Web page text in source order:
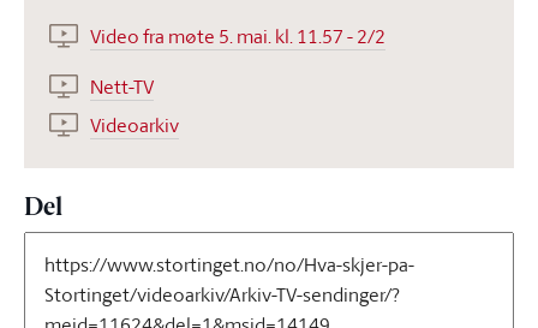
Video fra møte 5. mai. kl. 11.57 - 2/2
Nett-TV
Videoarkiv
Del